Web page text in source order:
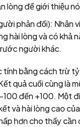
lòng để giới thiệu
phản đối): Nhân
hài lòng và có khả
người khác.
tính bằng cách trừ
quả cuối cùng là
đến +100. Một
và hài lòng cao
hơn cho thấy cần